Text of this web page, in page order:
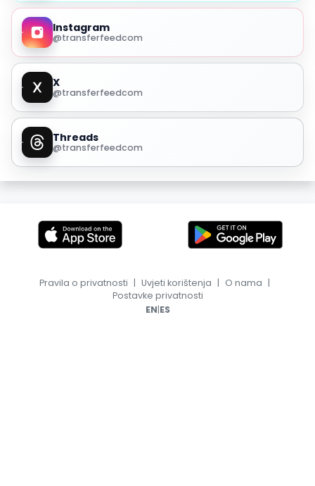
Instagram
@transferfeedcom
X
@transferfeedcom
Threads
@transferfeedcom
Pravila o privatnosti | Uvjeti korištenja | O nama |
Postavke privatnosti
EN|ES